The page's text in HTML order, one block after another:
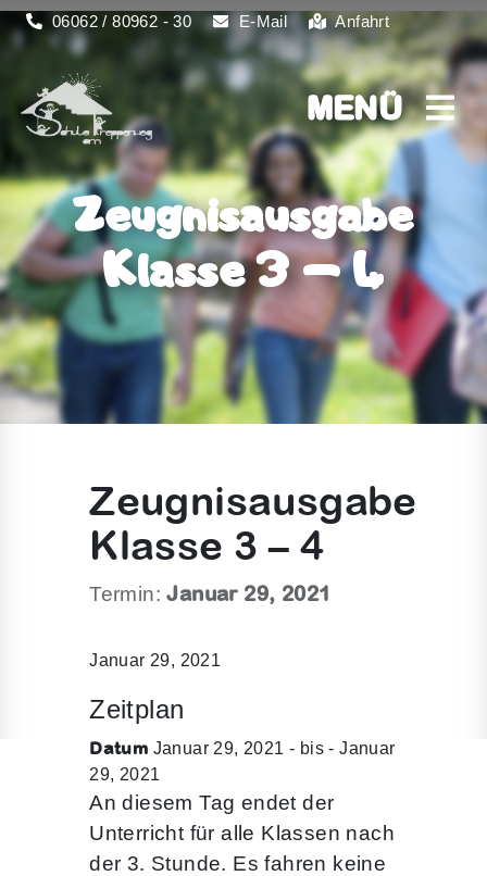
06062 / 80962 - 30 E-Mail Anfahrt
MENÜ
MENÜ
Zeugnisausgabe
Klasse 3 – 4
Zeugnisausgabe
Klasse 3 – 4
Termin:Januar 29, 2021
Januar 29, 2021
Zeitplan
Datum Januar 29, 2021 - bis - Januar
29, 2021
An diesem Tag endet der
Unterricht für alle Klassen nach
der 3. Stunde. Es fahren keine